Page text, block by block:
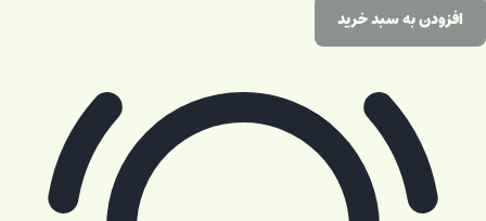
افزودن به سبد خرید